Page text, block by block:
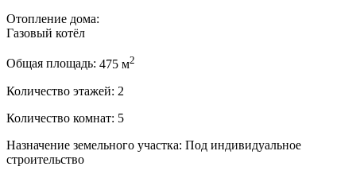
Отопление дома:
Газовый котёл
Общая площадь: 475 м2
Количество этажей: 2
Количество комнат: 5
Назначение земельного участка: Под индивидуальное
строительство